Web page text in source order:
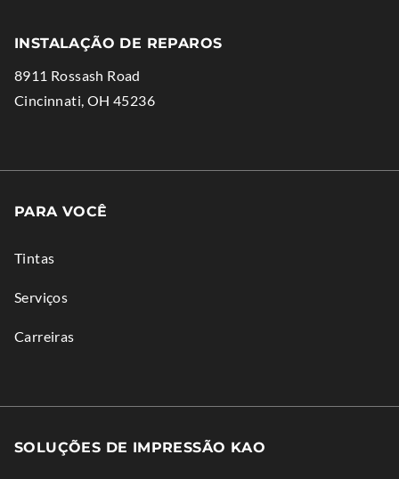
in
window.
Link.
INSTALAÇÃO DE REPAROS
8911 Rossash Road
Cincinnati, OH 45236.
Opens
PARA VOCÊ
Tintas
Serviços
Carreiras
SOLUÇÕES DE IMPRESSÃO KAO